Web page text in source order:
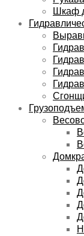
Шкаф